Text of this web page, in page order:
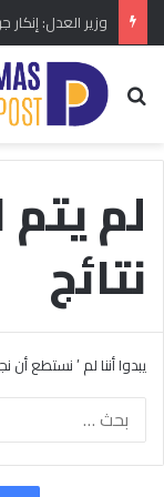
بحث عن
لم يتم
نتائج
يبدوا أننا لم ’ نستطع